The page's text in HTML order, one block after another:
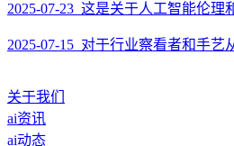
2025-07-23 这是关于人工智能伦理
2025-07-15 对于行业察看者和手艺
关于我们
ai资讯
ai动态